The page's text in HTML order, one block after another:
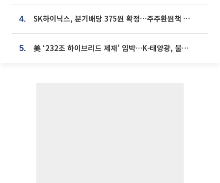
4. SK하이닉스, 분기배당 375원 확정…주주환원책 9월로 앞당겨 발표
5. 美 ‘232조 하이브리드 제재’ 임박…K-태양광, 불확실성 털고 날개 다나